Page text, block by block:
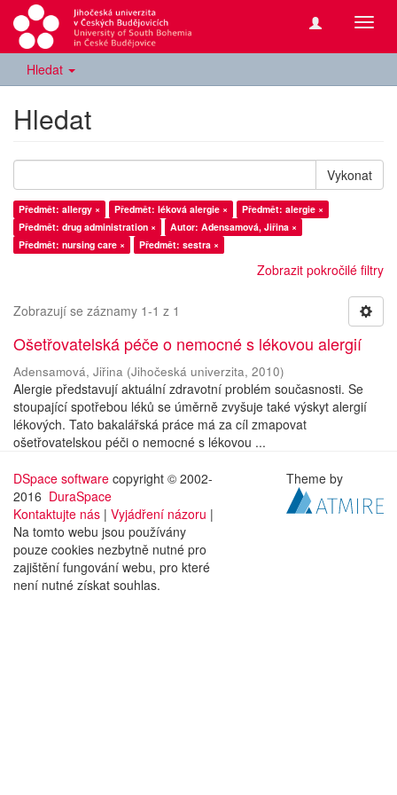
Hledat
Hledat
Vykonat
Předmět: allergy × Předmět: léková alergie ×
Předmět: alergie ×
Předmět: drug administration ×
Autor: Adensamová, Jiřina ×
Předmět: nursing care ×
Předmět: sestra ×
Zobrazit pokročilé filtry
Zobrazují se záznamy 1-1 z 1
Ošetřovatelská péče o nemocné s lékovou alergií
Adensamová, Jiřina (Jihočeská univerzita, 2010)
Alergie představují aktuální zdravotní problém současnosti. Se
stoupající spotřebou léků se úměrně zvyšuje také výskyt alergií
lékových. Tato bakalářská práce má za cíl zmapovat
ošetřovatelskou péči o nemocné s lékovou ...
DSpace software copyright © 2002-
2016 DuraSpace
Kontaktujte nás | Vyjádření názoru |
Na tomto webu jsou používány
pouze cookies nezbytně nutné pro
zajištění fungování webu, pro které
není nutné získat souhlas.
Theme by